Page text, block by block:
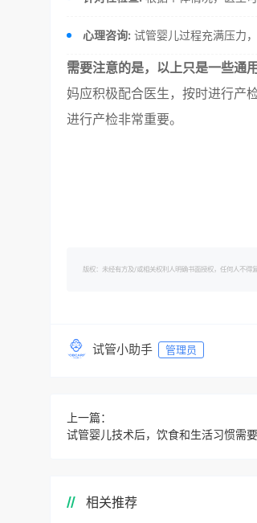
心理咨询: 试管婴儿过程充满压力
需要注意的是，以上只是一些通
妈应积极配合医生，按时进行产
进行产检非常重要。
版权：未经有方及/或相关权利人明确书面授权，任何人不
试管小助手 管理员
上一篇：
试管婴儿技术后，饮食和生活习惯需要
相关推荐